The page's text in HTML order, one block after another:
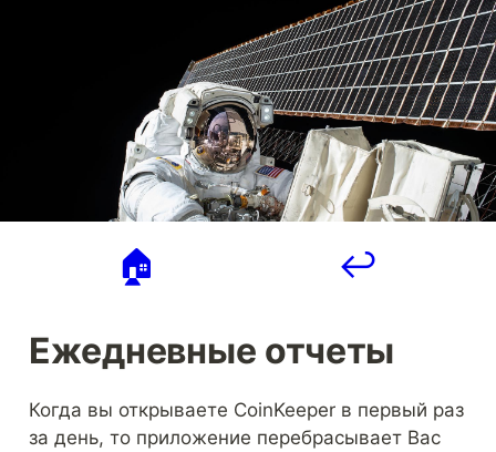
🏠
↩️
Ежедневные отчеты
Когда вы открываете CoinKeeper в первый раз
за день, то приложение перебрасывает Вас